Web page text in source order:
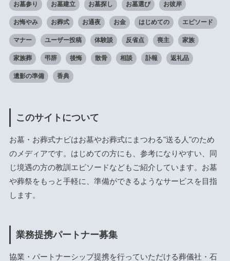
お墓参り お墓建立 お墓探し お墓選び お彼岸
お悔やみ お葬式 お通夜 お金 はじめての エピソード
マナー ユーザー投稿 体験談 反省点 喪主 家族
家族葬 弔辞 後悔 散骨 相談 訃報 返礼品
遺影の準備 香典
このサイトについて
お墓・お葬式ナビはお墓やお葬式にまつわる"送る人"のため
のメディアです。はじめての方にも、参考になりやすい、同
じ境遇の方の教訓エピソードなどもご紹介しています。お墓
や葬祭をもっと手軽に、準備ができるようなサービスを目指
します。
業務提携パートナー募集
協業・パートナーシップ提携を行っていただける葬儀社・石